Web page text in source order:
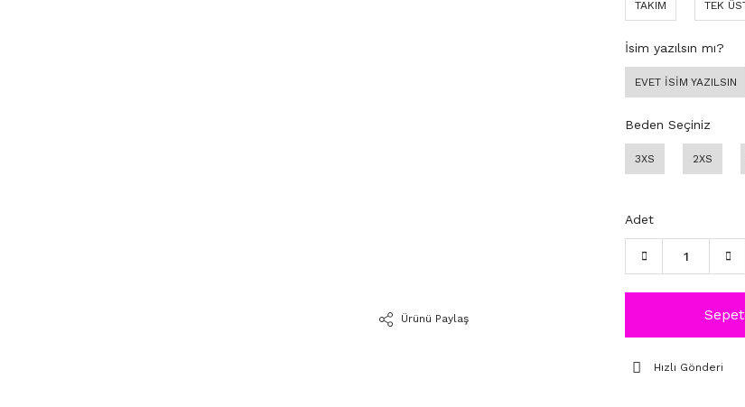
Ürünü Paylaş
TAKIM TEK
İsim yazılsın mı?
EVET İSİM YAZILSIN
Beden Seçiniz
3XS 2XS
Adet
Hızlı Gönderi